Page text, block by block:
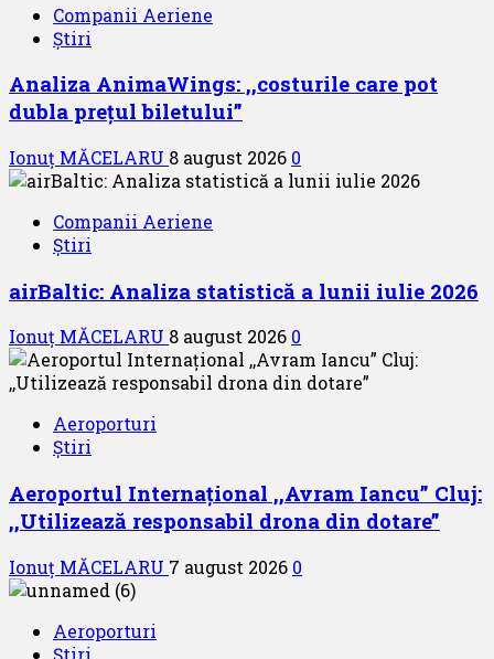
Companii Aeriene
Știri
Analiza AnimaWings: ,,costurile care pot
dubla prețul biletului”
Ionuț MĂCELARU 8 august 2026 0
Companii Aeriene
Știri
airBaltic: Analiza statistică a lunii iulie 2026
Ionuț MĂCELARU 8 august 2026 0
Aeroporturi
Știri
Aeroportul Internațional ,,Avram Iancu” Cluj:
,,Utilizează responsabil drona din dotare”
Ionuț MĂCELARU 7 august 2026 0
Aeroporturi
Știri